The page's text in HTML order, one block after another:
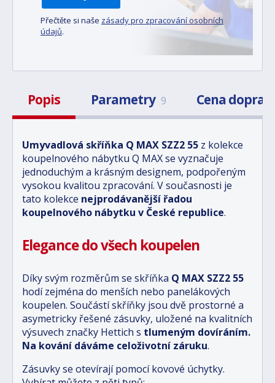
Přečtěte si naše zásady pro zpracování osobních
údajů.
Popis Parametry 9 Cena
Umyvadlová skříňka Q MAX SZZ2 55 z kolekce
koupelnového nábytku Q MAX se vyznačuje
jednoduchým a krásným designem, podpořeným
vysokou kvalitou zpracování. V současnosti je
tato kolekce nejprodávanější řadou
koupelnového nábytku v České republice.
Elegance do všech koupelen
Díky svým rozměrům se skříňka Q MAX SZZ2 55
hodí zejména do menších nebo panelákových
koupelen. Součástí skříňky jsou dvě prostorné a
asymetricky řešené zásuvky, uložené na kvalitních
výsuvech značky Hettich s tlumeným dovíráním.
Na kování dáváme celoživotní záruku.
Zásuvky se otevírají pomocí kovové úchytky.